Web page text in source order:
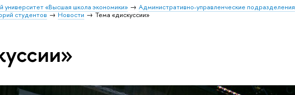
университет «Высшая школа экономики» Административно-управленческие подразделения
студентов
Новости Тема «дискуссии»